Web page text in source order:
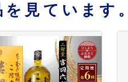
見ています。